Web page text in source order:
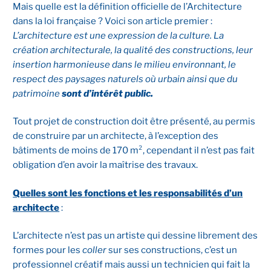
Mais quelle est la définition officielle de l’Architecture
dans la loi française ? Voici son article premier :
L’architecture est une expression de la culture. La
création architecturale, la qualité des constructions, leur
insertion harmonieuse dans le milieu environnant, le
respect des paysages naturels où urbain ainsi que du
patrimoinesont d’intérêt public.
Tout projet de construction doit être présenté, au permis
de construire par un architecte, à l’exception des
bâtiments de moins de 170 m², cependant il n’est pas fait
obligation d’en avoir la maîtrise des travaux.
Quelles sont les fonctions et les responsabilités d’un
architecte:
L’architecte n’est pas un artiste qui dessine librement des
formes pour lescollersur ses constructions, c’est un
professionnel créatif mais aussi un technicien qui fait la